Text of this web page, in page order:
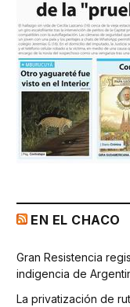
EN EL CHACO
Gran Resistencia
indigencia de
La privatización de